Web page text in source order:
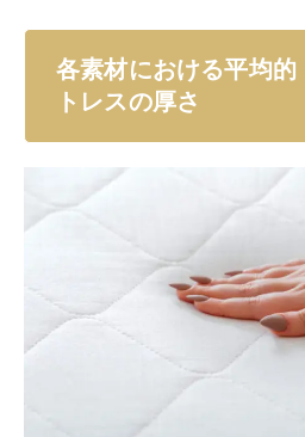
各素材における平均的
トレスの厚さ